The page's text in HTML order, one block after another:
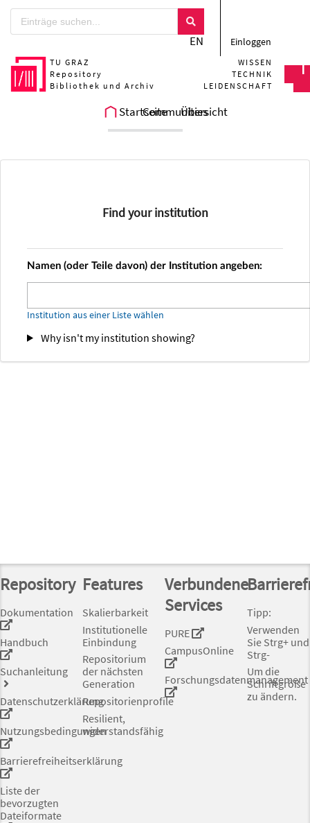
Zum Hauptteil springen
EN Einloggen
TU GRAZ
Repository
Bibliothek und Archiv
WISSEN
TECHNIK
LEIDENSCHAFT
StartseiteCommunities
Übersicht
Find your institution
Namen (oder Teile davon) der Institution angeben:
Institution aus einer Liste wählen
Why isn't my institution showing?
Repository
Dokumentation
Handbuch
Suchanleitung
Datenschutzerklärung
Nutzungsbedingungen
Barrierefreiheitserklärung
Liste der
bevorzugten
Dateiformate
Features
Skalierbarkeit
Institutionelle
Einbindung
Repositorium
der nächsten
Generation
Repositorienprofile
Resilient,
widerstandsfähig
Verbundene
Services
PURE
CampusOnline
Forschungsdatenmanagement
Tipp:
Verwenden
Sie Strg+ und
Strg-
Um die
Schriftgröße
zu ändern.